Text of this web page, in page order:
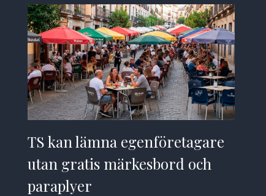
TS kan lämna egenföretagare
utan gratis märkesbord och
paraplyer